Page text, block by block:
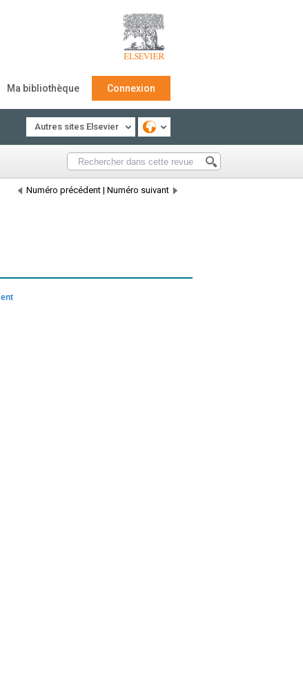
Ma bibliothèque Connexion
Autres sites Elsevier
Numéro précédent | Numéro suivant